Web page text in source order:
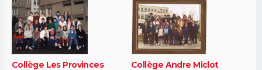
Collège Les Provinces Collège Andre Miclot